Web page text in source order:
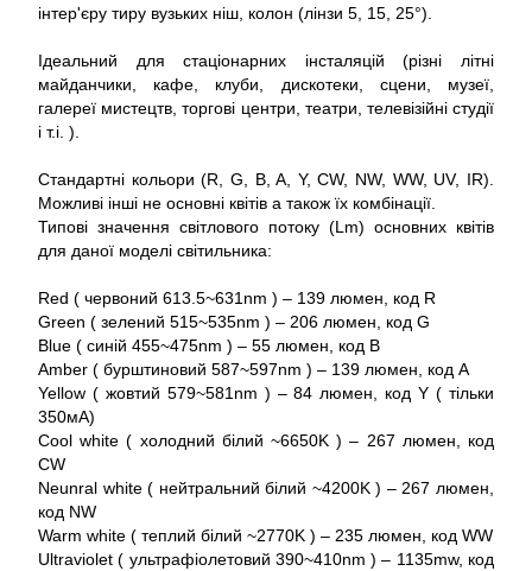
інтер'єру тиру вузьких ніш, колон (лінзи 5, 15, 25°).
Ідеальний для стаціонарних інсталяцій (різні літні
майданчики, кафе, клуби, дискотеки, сцени, музеї,
галереї мистецтв, торгові центри, театри, телевізійні студії
і т.і. ).
Стандартні кольори (R, G, B, A, Y, CW, NW, WW, UV, IR).
Можливі інші не основні квітів а також їх комбінації.
Типові значення світлового потоку (Lm) основних квітів
для даної моделі світильника:
Red ( червоний 613.5~631nm ) – 139 люмен, код R
Green ( зелений 515~535nm ) – 206 люмен, код G
Blue ( синій 455~475nm ) – 55 люмен, код B
Amber ( бурштиновий 587~597nm ) – 139 люмен, код A
Yellow ( жовтий 579~581nm ) – 84 люмен, код Y ( тільки
350мА)
Cool white ( холодний білий ~6650K ) – 267 люмен, код
CW
Neunral white ( нейтральний білий ~4200K ) – 267 люмен,
код NW
Warm white ( теплий білий ~2770K ) – 235 люмен, код WW
Ultraviolet ( ультрафіолетовий 390~410nm ) – 1135mw, код